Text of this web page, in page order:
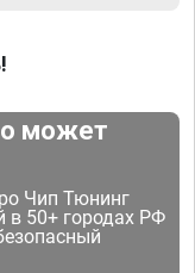
может
Чип Тюнинг
в 50+ городах РФ